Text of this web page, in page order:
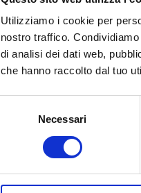
Utilizziamo i cookie per
nostro traffico.
di analisi dei dati web,
che hanno raccolto dal tuo
Necessari